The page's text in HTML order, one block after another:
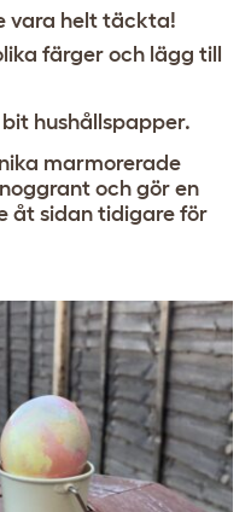
vara helt täckta!
färger och lägg till
hushållspapper.
marmorerade
och gör en
åt sidan tidigare för